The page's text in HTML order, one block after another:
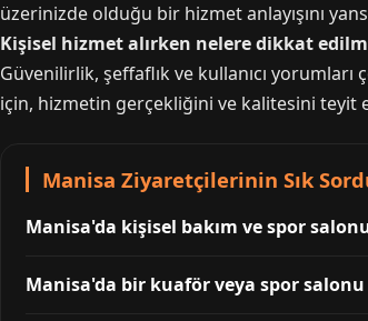
üzerinizde olduğu bir hizmet anlayışını
Kişisel hizmet alırken nelere dikkat
Güvenilirlik, şeffaflık ve kullanıcı
için, hizmetin gerçekliğini ve kalitesini teyit
Manisa Ziyaretçilerinin Sık
Manisa'da kişisel bakım ve spor
Manisa'da bir kuaför veya spor salonu